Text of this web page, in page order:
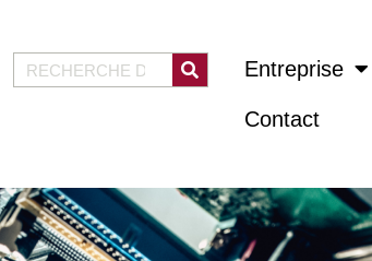
Entreprise
Contact